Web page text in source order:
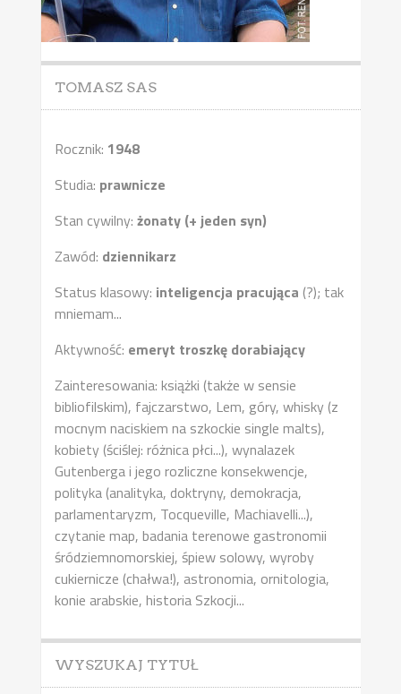
TOMASZ SAS
Rocznik: 1948
Studia: prawnicze
Stan cywilny: żonaty (+ jeden syn)
Zawód: dziennikarz
Status klasowy: inteligencja pracująca (?); tak
mniemam...
Aktywność: emeryt troszkę dorabiający
Zainteresowania: książki (także w sensie
bibliofilskim), fajczarstwo, Lem, góry, whisky (z
mocnym naciskiem na szkockie single malts),
kobiety (ściślej: różnica płci...), wynalazek
Gutenberga i jego rozliczne konsekwencje,
polityka (analityka, doktryny, demokracja,
parlamentaryzm, Tocqueville, Machiavelli...),
czytanie map, badania terenowe gastronomii
śródziemnomorskiej, śpiew solowy, wyroby
cukiernicze (chałwa!), astronomia, ornitologia,
konie arabskie, historia Szkocji...
WYSZUKAJ TYTUŁ